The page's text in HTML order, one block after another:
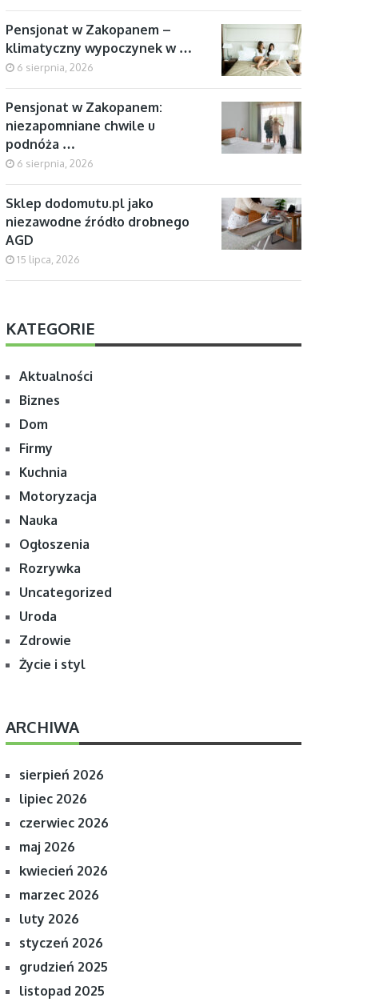
Pensjonat w Zakopanem –
klimatyczny wypoczynek w …
6 sierpnia, 2026
Pensjonat w Zakopanem:
niezapomniane chwile u
podnóża …
6 sierpnia, 2026
Sklep dodomutu.pl jako
niezawodne źródło drobnego
AGD
15 lipca, 2026
KATEGORIE
Aktualności
Biznes
Dom
Firmy
Kuchnia
Motoryzacja
Nauka
Ogłoszenia
Rozrywka
Uncategorized
Uroda
Zdrowie
Życie i styl
ARCHIWA
sierpień 2026
lipiec 2026
czerwiec 2026
maj 2026
kwiecień 2026
marzec 2026
luty 2026
styczeń 2026
grudzień 2025
listopad 2025